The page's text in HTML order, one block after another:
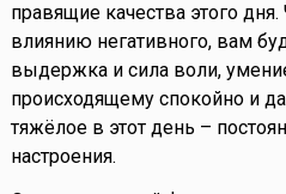
правящие качества этого
влиянию негативного, вам
выдержка и сила воли,
происходящему спокойно и
тяжёлое в этот день –
настроения.